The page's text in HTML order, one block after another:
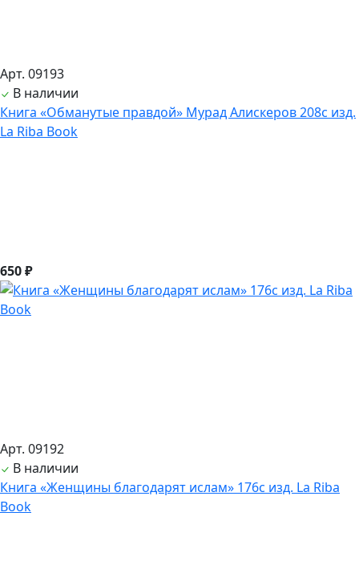
Арт. 09193
В наличии
Книга «Обманутые правдой» Мурад Алискеров 208с изд.
La Riba Book
650 ₽
Арт. 09192
В наличии
Книга «Женщины благодарят ислам» 176с изд. La Riba
Book